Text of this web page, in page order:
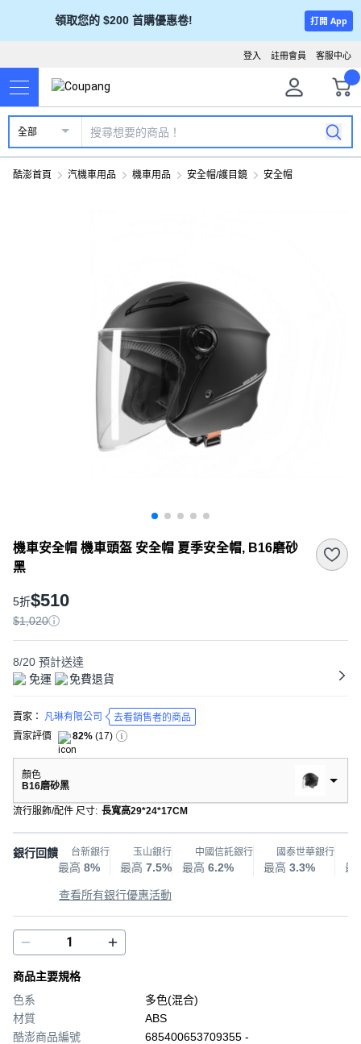
領取您的 $200 首購優惠卷! 打開 App
客服中心
註冊會員
登入
全部
酷澎首頁 汽機車用品 機車用品 安全帽/護目鏡 安全帽
機車安全帽 機車頭盔 安全帽 夏季安全帽, B16磨砂
黑
5折$510
$1,020
8/20 預計送達
免運
免費退貨
賣家： 凡琳有限公司
去看銷售者的商品
賣家評價
82% (17)
顏色
B16磨砂黑
流行服飾/配件 尺寸: 長寬高29*24*17CM
銀行回饋 台新銀行
最高 8%
玉山銀行
最高 7.5%
中國信託銀行
最高 6.2%
國泰世華銀行
最高 3.3% 最
查看所有銀行優惠活動
商品主要規格
色系
多色(混合)
材質
ABS
酷澎商品編號
685400653709355 -